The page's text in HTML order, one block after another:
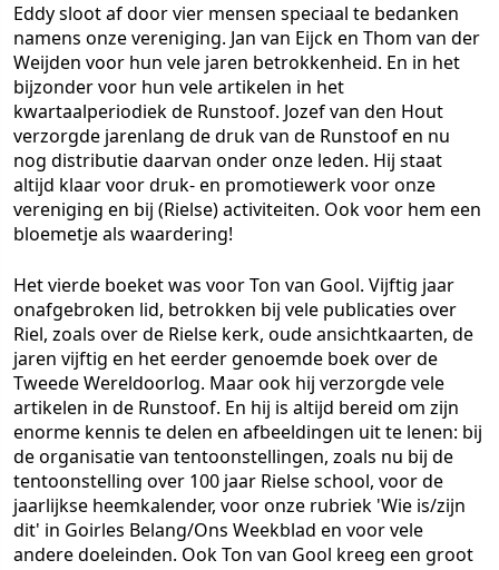
Eddy sloot af door vier mensen speciaal te bedanken
namens onze vereniging. Jan van Eijck en Thom van der
Weijden voor hun vele jaren betrokkenheid. En in het
bijzonder voor hun vele artikelen in het
kwartaalperiodiek de Runstoof. Jozef van den Hout
verzorgde jarenlang de druk van de Runstoof en nu
nog distributie daarvan onder onze leden. Hij staat
altijd klaar voor druk- en promotiewerk voor onze
vereniging en bij (Rielse) activiteiten. Ook voor hem een
bloemetje als waardering!
Het vierde boeket was voor Ton van Gool. Vijftig jaar
onafgebroken lid, betrokken bij vele publicaties over
Riel, zoals over de Rielse kerk, oude ansichtkaarten, de
jaren vijftig en het eerder genoemde boek over de
Tweede Wereldoorlog. Maar ook hij verzorgde vele
artikelen in de Runstoof. En hij is altijd bereid om zijn
enorme kennis te delen en afbeeldingen uit te lenen: bij
de organisatie van tentoonstellingen, zoals nu bij de
tentoonstelling over 100 jaar Rielse school, voor de
jaarlijkse heemkalender, voor onze rubriek 'Wie is/zijn
dit' in Goirles Belang/Ons Weekblad en voor vele
andere doeleinden. Ook Ton van Gool kreeg een groot